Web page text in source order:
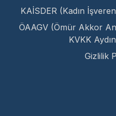
KAİSDER (Kadın
ÖAAGV (Ömür Akkor
KVKK
Gizlilik